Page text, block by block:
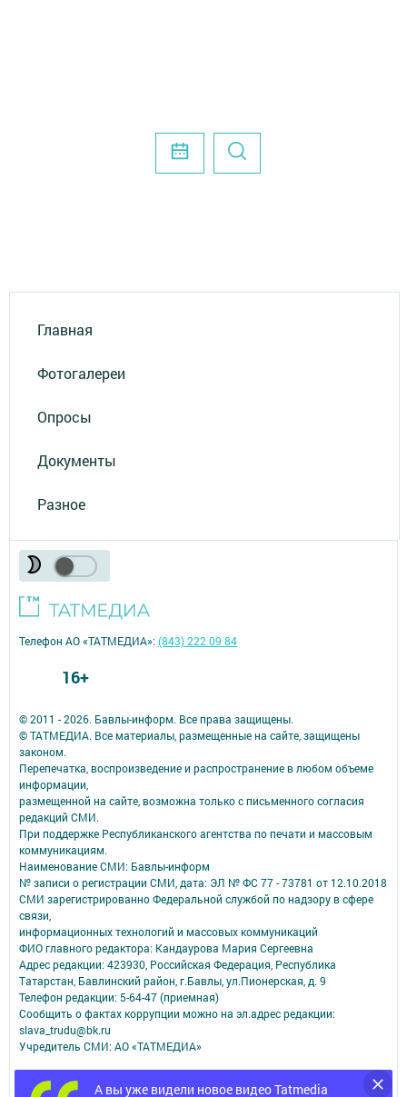
Главная
Фотогалереи
Опросы
Документы
Разное
А вы уже видели новое видео Tatmedia
© 2011 - 2026. Бавлы-информ. Все права защищены.
© ТАТМЕДИА. Все материалы, размещенные на сайте, защищены
законом.
Перепечатка, воспроизведение и распространение в любом объеме
информации,
размещенной на сайте, возможна только с письменного согласия
редакций СМИ.
При поддержке Республиканского агентства по печати и массовым
коммуникациям.
Наименование СМИ: Бавлы-информ
№ записи о регистрации СМИ, дата: ЭЛ № ФС 77 - 73781 от 12.10.2018
СМИ зарегистрированно Федеральной службой по надзору в сфере
связи,
информационных технологий и массовых коммуникаций
ФИО главного редактора: Кандаурова Мария Сергеевна
Адрес редакции: 423930, Российская Федерация, Республика
Татарстан, Бавлинский район, г.Бавлы, ул.Пионерская, д. 9
Телефон редакции: 5-64-47 (приемная)
Сообщить о фактах коррупции можно на эл.адрес редакции:
slava_trudu@bk.ru
Учредитель СМИ: АО «ТАТМЕДИА»
Антикоррупционная политика
Телефон АО «ТАТМЕДИА»:(843) 222 09 84
16+